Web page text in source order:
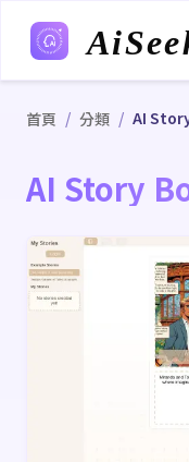
首頁 / 分類 / AI
AI Story